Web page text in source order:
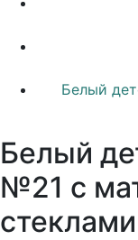
Белый
Белый
№21 с